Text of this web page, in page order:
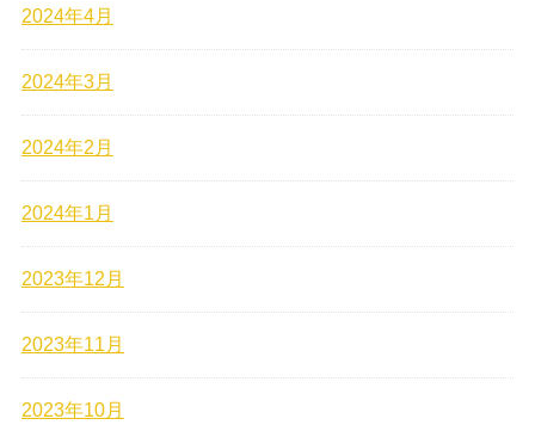
2024年4月
2024年3月
2024年2月
2024年1月
2023年12月
2023年11月
2023年10月